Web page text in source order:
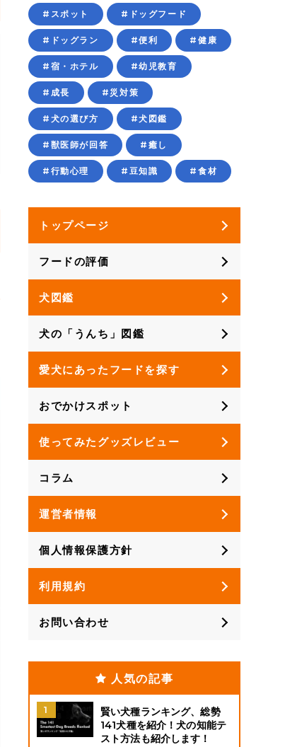
#スポット #ドッグフード
#ドッグラン #便利 #健康
#宿・ホテル #幼児教育
#成長 #災対策
#犬の選び方 #犬図鑑
#獣医師が回答 #癒し
#行動心理 #豆知識 #食材
トップページ
フードの評価
犬図鑑
犬の「うんち」図鑑
愛犬にあったフードを探す
おでかけスポット
使ってみたグッズレビュー
コラム
運営者情報
個人情報保護方針
利用規約
お問い合わせ
人気の記事
賢い犬種ランキング、総勢
141犬種を紹介！犬の知能テ
スト方法も紹介します！